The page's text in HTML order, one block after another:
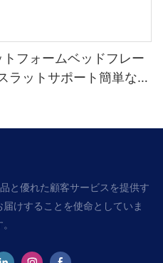
フォームベッドフレー
ラットサポート簡単な組
と優れた顧客サービスを提供す
けすることを使命としていま